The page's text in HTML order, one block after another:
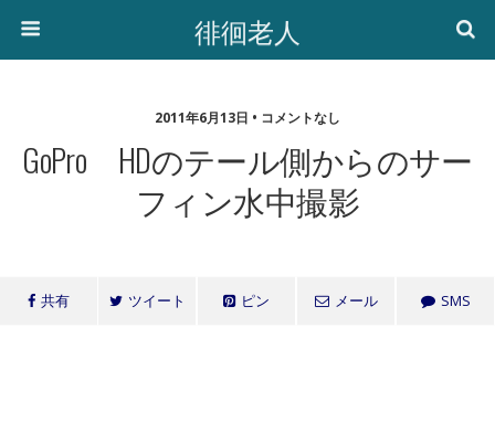
徘徊老人
2011年6月13日 • コメントなし
GoPro HDのテール側からのサー
フィン水中撮影
共有 ツイート ピン メール SMS